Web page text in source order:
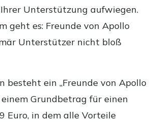
Unterstützung aufwiegen.
geht es: Freunde von Apollo
Unterstützer nicht bloß
besteht ein „Freunde von Apollo
einem Grundbetrag für einen
Euro, in dem alle Vorteile